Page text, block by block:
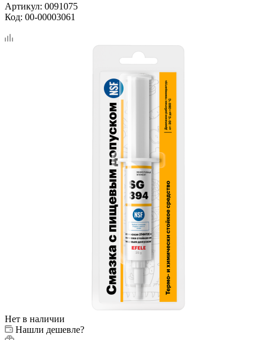
Артикул: 0091075
Код: 00-00003061
Нет в наличии
Нашли дешевле?